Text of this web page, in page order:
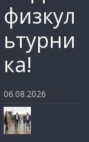
физкул
ьтурни
ка!
06.08.2026